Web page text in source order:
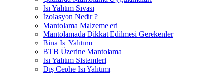
Isı Yalıtım Sıvası
İzolasyon Nedir ?
Mantolama Malzemeleri
Mantolamada Dikkat Edilmesi Gerekenler
Bina Isı Yalıtımı
BTB Üzerine Mantolama
Isı Yalıtım Sistemleri
Dış Cephe Isı Yalıtımı